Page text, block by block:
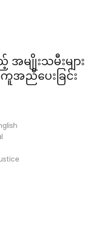
အမျိုးသမီးများ
အညီပေးခြင်း